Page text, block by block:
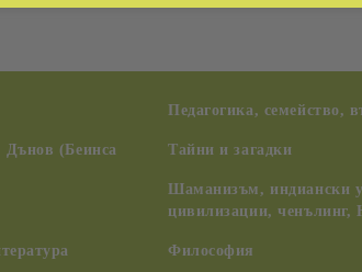
Дънов (Беинса
Педагогика, семейство,
Тайни и загадки
Шаманизъм, индиански
цивилизации,
Философия